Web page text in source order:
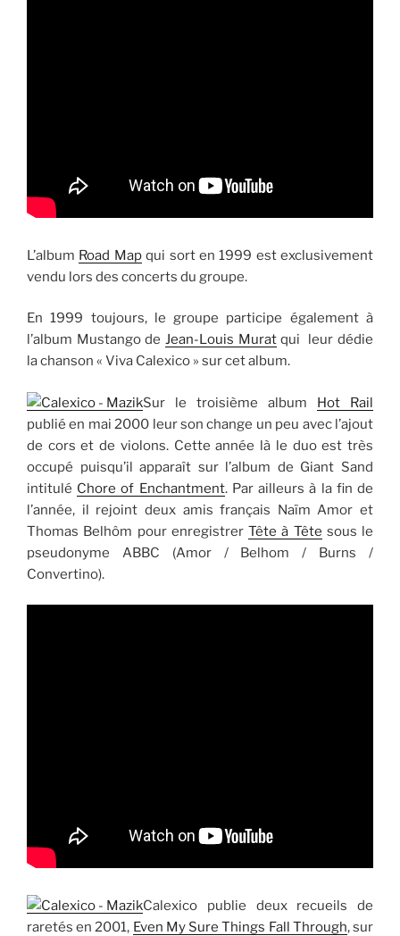
L’album Road Mapqui sort en 1999 est exclusivement
vendu lors des concerts du groupe.
En 1999 toujours, le groupe participe également à
l’album Mustango de Jean-Louis Muratqui leur dédie
la chanson « Viva Calexico » sur cet album.
Sur le troisième album Hot Rail
publié en mai 2000 leur son change un peu avec l’ajout
de cors et de violons. Cette année là le duo est très
occupé puisqu’il apparaît sur l’album de Giant Sand
intitulé Chore of Enchantment. Par ailleurs à la fin de
l’année, il rejoint deux amis français Naïm Amor et
Thomas Belhôm pour enregistrer Tête à Tête sous le
pseudonyme ABBC (Amor / Belhom / Burns /
Convertino).
Calexico publie deux recueils de
raretés en 2001, Even My Sure Things Fall Through, sur